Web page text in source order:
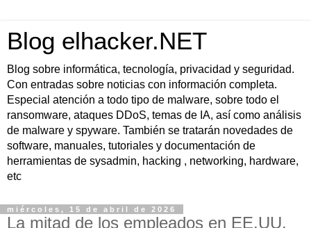
Blog elhacker.NET
Blog sobre informática, tecnología, privacidad y seguridad.
Con entradas sobre noticias con información completa.
Especial atención a todo tipo de malware, sobre todo el
ransomware, ataques DDoS, temas de IA, así como análisis
de malware y spyware. También se tratarán novedades de
software, manuales, tutoriales y documentación de
herramientas de sysadmin, hacking , networking, hardware,
etc
miércoles, 15 de abril de 2026
La mitad de los empleados en EE.UU.